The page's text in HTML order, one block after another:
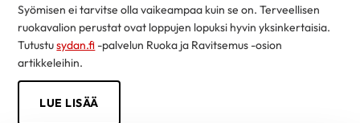
Syömisen ei tarvitse olla vaikeampaa kuin se on. Terveellisen
ruokavalion perustat ovat loppujen lopuksi hyvin yksinkertaisia.
Tutustusydan.fi -palvelun Ruoka ja Ravitsemus -osion
artikkeleihin.
LUE LISÄÄ